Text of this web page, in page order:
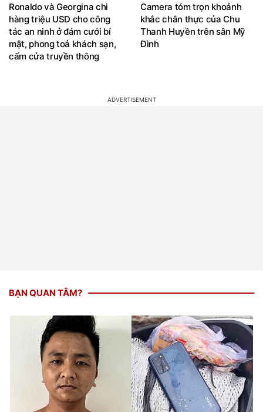
Ronaldo và Georgina chi
hàng triệu USD cho công
tác an ninh ở đám cưới bí
mật, phong toả khách sạn,
cấm cửa truyền thông
Camera tóm trọn khoảnh
khắc chân thực của Chu
Thanh Huyền trên sân Mỹ
Đình
BẠN QUAN TÂM?